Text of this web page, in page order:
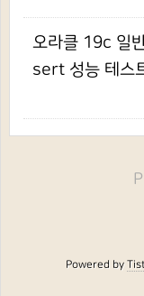
오라클 19c
sert 성능 테스
Powered by